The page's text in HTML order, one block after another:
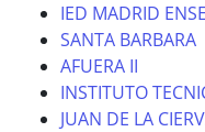
IED MADRID
SANTA BARBARA
AFUERA II
INSTITUTO
JUAN DE LA